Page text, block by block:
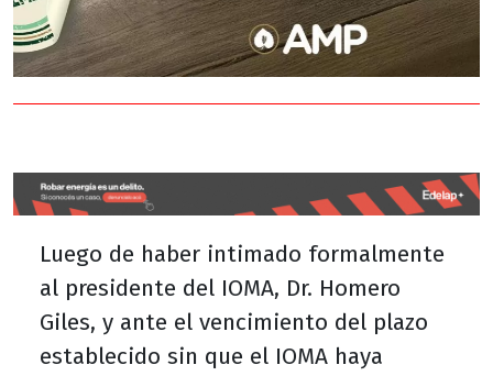
Luego de haber intimado formalmente
al presidente del IOMA, Dr. Homero
Giles, y ante el vencimiento del plazo
establecido sin que el IOMA haya